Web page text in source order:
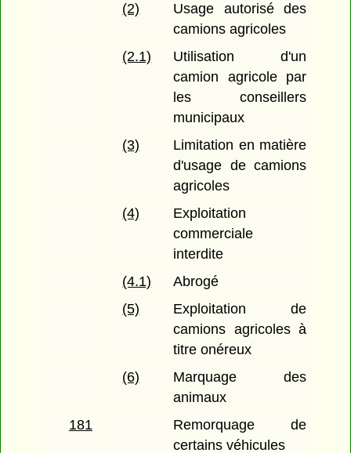
(2)
Usage autorisé des
camions agricoles
(2.1)
Utilisation d'un
camion agricole par
les conseillers
municipaux
(3)
Limitation en matière
d'usage de camions
agricoles
(4)
Exploitation
commerciale
interdite
(4.1)
Abrogé
(5)
Exploitation de
camions agricoles à
titre onéreux
(6)
Marquage des
animaux
181
Remorquage de
certains véhicules